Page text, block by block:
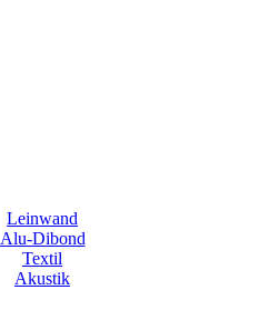
Leinwand
Alu-Dibond
Textil
Akustik